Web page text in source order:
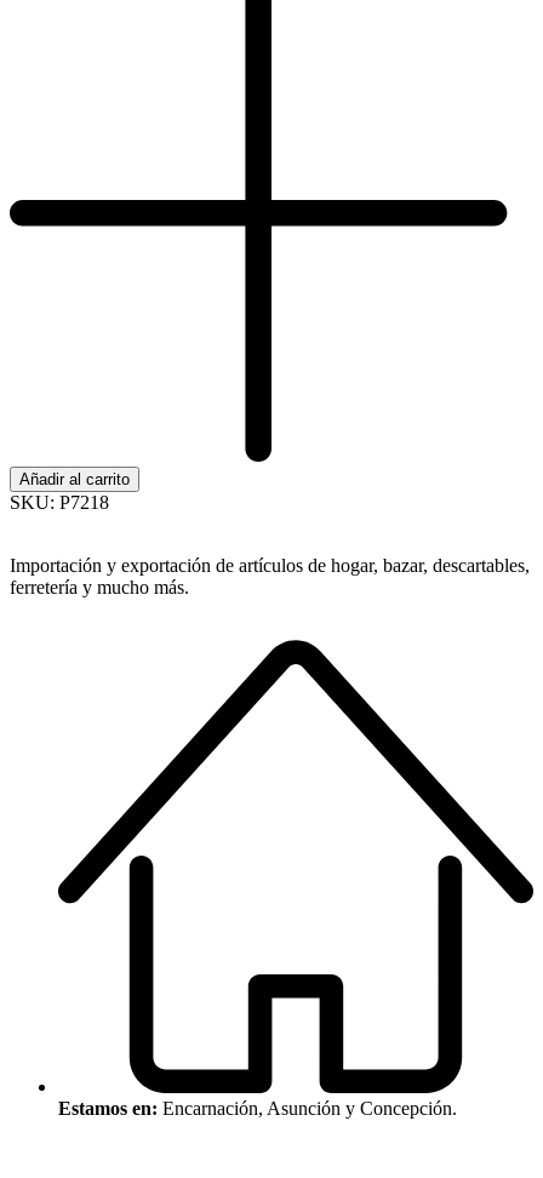
Añadir al carrito
SKU: P7218
Importación y exportación de artículos de hogar, bazar, descartables,
ferretería y mucho más.
Estamos en: Encarnación, Asunción y Concepción.